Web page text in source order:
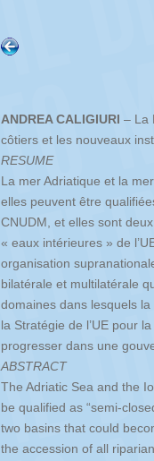
ANDREA CALIGIURI – La
côtiers et les nouveaux
RESUME
La mer Adriatique et la
elles peuvent être
CNUDM, et elles sont
« eaux intérieures » de
organisation
bilatérale et multilatérale
domaines dans lesquels
la Stratégie de l’UE pour
progresser dans une
ABSTRACT
The Adriatic Sea and the
be qualified as “semi-
two basins that could
the accession of all